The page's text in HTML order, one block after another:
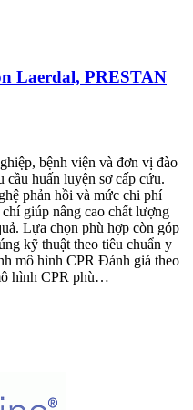
Laerdal, PRESTAN
bệnh viện và đơn vị đào
huấn luyện sơ cấp cứu.
phản hồi và mức chi phí
giúp nâng cao chất lượng
Lựa chọn phù hợp còn góp
kỹ thuật theo tiêu chuẩn y
mô hình CPR Đánh giá theo
hình CPR phù…